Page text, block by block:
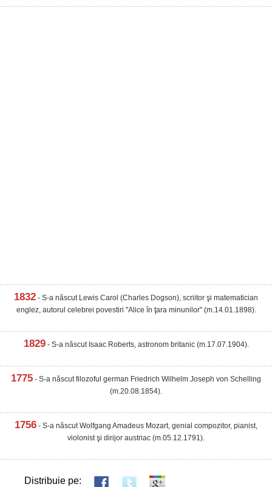
1832 - S-a născut Lewis Carol (Charles Dogson), scriitor şi matematician
englez, autorul celebrei povestiri "Alice în ţara minunilor" (m.14.01.1898).
1829- S-a născut Isaac Roberts, astronom britanic (m.17.07.1904).
1775 - S-a născut filozoful german Friedrich Wilhelm Joseph von Schelling
(m.20.08.1854).
1756 - S-a născut Wolfgang Amadeus Mozart, genial compozitor, pianist,
violonist şi dirijor austriac (m.05.12.1791).
Distribuie pe: